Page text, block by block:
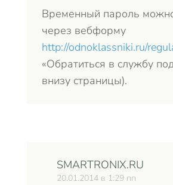
Временный пароль
через вебформу
http://odnoklassniki.ru/
«Обратиться в службу
внизу страницы).
SMARTRONIX.RU
20.01.2014 в 1:29 пп